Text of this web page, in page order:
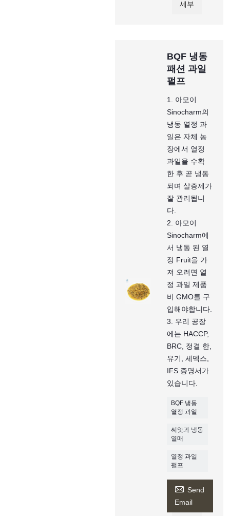
세부
BQF 냉동
패션 과일
펄프
1. 아모이
Sinocharm의
냉동 열정 과
일은 자체 농
장에서 열정
과일을 수확
한 후 곧 냉동
되며 살충제가
잘 관리됩니
다.
2. 아모이
Sinocharm에
서 냉동 된 열
정 Fruit을 가
져 오려면 열
정 과일 제품
비 GMO를 구
입해야합니다.
3. 우리 공장
에는 HACCP,
BRC, 정결 한,
유기, 세덱스,
IFS 증명서가
있습니다.
BQF 냉동
열정 과일
씨앗과 냉동
열매
열정 과일
펄프
 Send
Email